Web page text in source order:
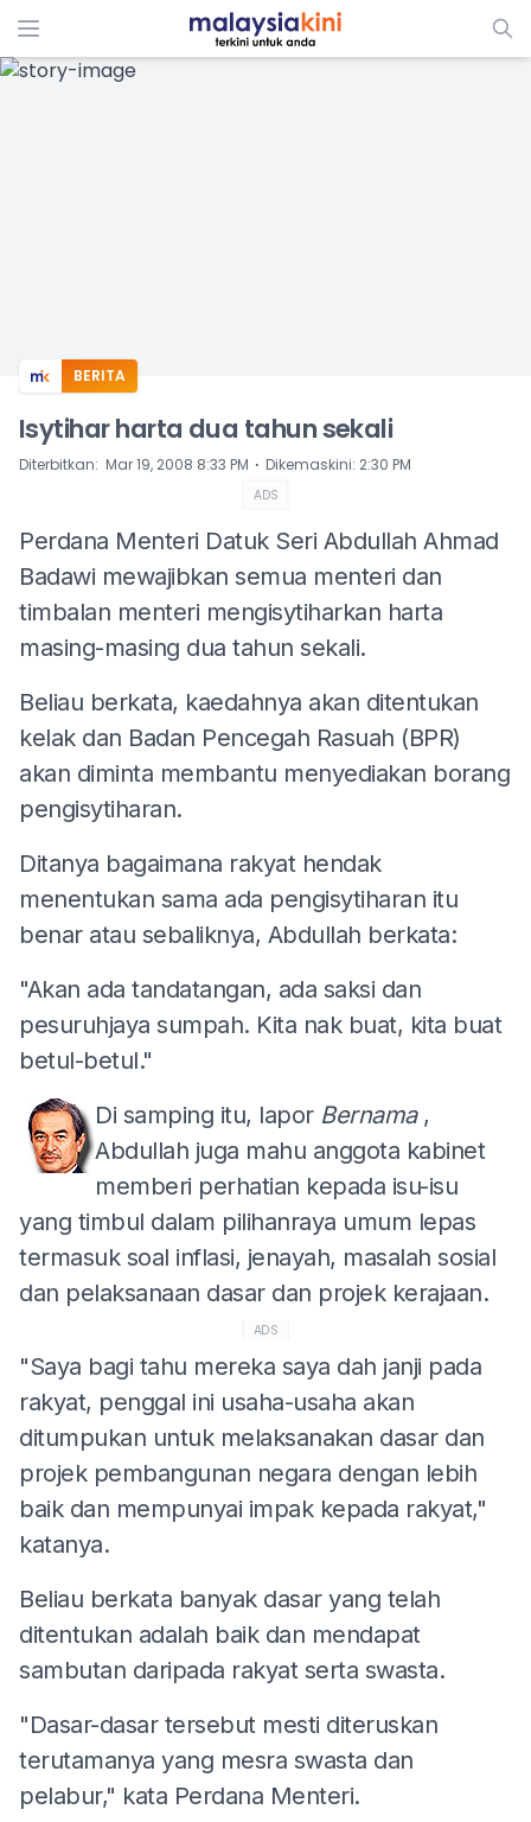
ADS
BERITA
Isytihar harta dua tahun sekali
Diterbitkan: Mar 19, 2008 8:33 PM ⋅ Dikemaskini: 2:30 PM
ADS
Perdana Menteri Datuk Seri Abdullah Ahmad
Badawi mewajibkan semua menteri dan
timbalan menteri mengisytiharkan harta
masing-masing dua tahun sekali.
Beliau berkata, kaedahnya akan ditentukan
kelak dan Badan Pencegah Rasuah (BPR)
akan diminta membantu menyediakan borang
pengisytiharan.
Ditanya bagaimana rakyat hendak
menentukan sama ada pengisytiharan itu
benar atau sebaliknya, Abdullah berkata:
"Akan ada tandatangan, ada saksi dan
pesuruhjaya sumpah. Kita nak buat, kita buat
betul-betul."
Di samping itu, lapor Bernama ,
Abdullah juga mahu anggota kabinet
memberi perhatian kepada isu-isu
yang timbul dalam pilihanraya umum lepas
termasuk soal inflasi, jenayah, masalah sosial
dan pelaksanaan dasar dan projek kerajaan.
ADS
"Saya bagi tahu mereka saya dah janji pada
rakyat, penggal ini usaha-usaha akan
ditumpukan untuk melaksanakan dasar dan
projek pembangunan negara dengan lebih
baik dan mempunyai impak kepada rakyat,"
katanya.
Beliau berkata banyak dasar yang telah
ditentukan adalah baik dan mendapat
sambutan daripada rakyat serta swasta.
"Dasar-dasar tersebut mesti diteruskan
terutamanya yang mesra swasta dan
pelabur," kata Perdana Menteri.